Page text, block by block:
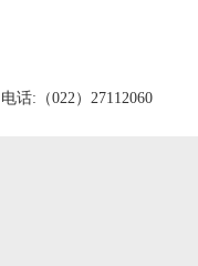
话:（022）27112060